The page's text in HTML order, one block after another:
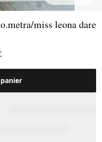
miss leona dare